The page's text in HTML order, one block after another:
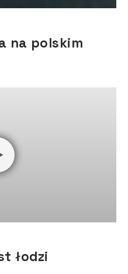
na polskim
łodzi